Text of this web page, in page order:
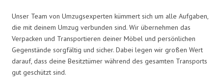
Unser Team von Umzugsexperten kümmert sich um alle Aufgaben,
die mit deinem Umzug verbunden sind. Wir übernehmen das
Verpacken und Transportieren deiner Möbel und persönlichen
Gegenstände sorgfältig und sicher. Dabei legen wir großen Wert
darauf, dass deine Besitztümer während des gesamten Transports
gut geschützt sind.